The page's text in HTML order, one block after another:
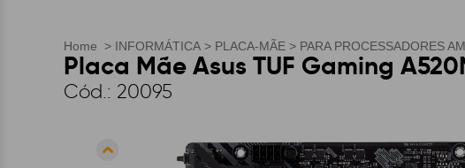
Home > INFORMÁTICA > PLACA-MÃE > PARA PROCESSADORES
Placa Mãe Asus TUF Gaming
Cód.: 20095